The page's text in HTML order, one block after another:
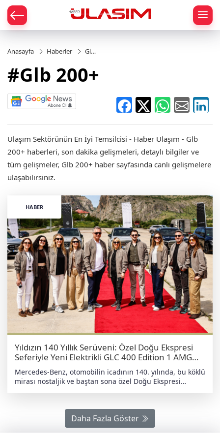
Anasayfa Haberler
Glb
#Glb 200+
Ulaşım Sektörünün En İyi Temsilcisi - Haber Ulaşım - Glb
200+ haberleri, son dakika gelişmeleri, detaylı bilgiler ve
tüm gelişmeler, Glb 200+ haber sayfasında canlı gelişmelere
ulaşabilirsiniz.
HABER
Yıldızın 140 Yıllık Serüveni: Özel Doğu Ekspresi
Seferiyle Yeni Elektrikli GLC 400 Edition 1 AMG
Şimdi Türkiye’de
Mercedes-Benz, otomobilin icadının 140. yılında, bu köklü
mirası nostaljik ve baştan sona özel Doğu Ekspresi
GLC 400 4MATIC Edition 1 AMG ve GLB 200+ AMG
modellerini tanıttı. Mercedes-Benz'in dünya çapında en
çok satan modeli olan GLC’nin tamamen elektrikli
Daha Fazla Göster